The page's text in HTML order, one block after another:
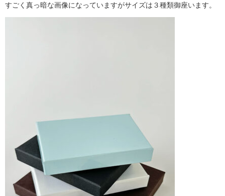
すごく真っ暗な画像になっていますがサイズは３種類御座います。